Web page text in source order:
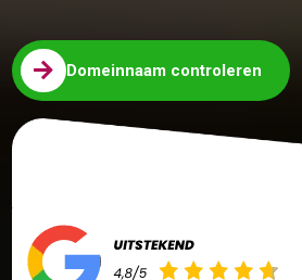
 Domeinnaam controleren